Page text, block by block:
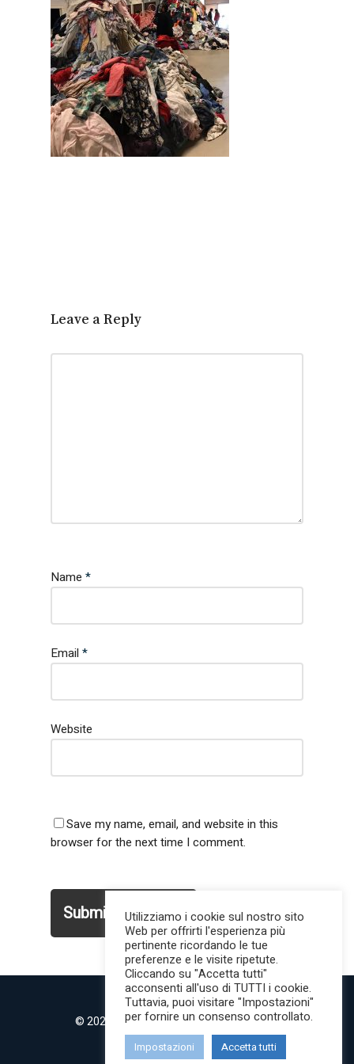
Leave a Reply
Name *
Email *
Website
Save my name, email, and website in this
browser for the next time I comment.
© 2022 MilanoMind | Tutti i diritti riservati.
P.IVA 09853820968
Utilizziamo i cookie sul nostro sito
Web per offrirti l'esperienza più
pertinente ricordando le tue
preferenze e le visite ripetute.
Cliccando su "Accetta tutti"
acconsenti all'uso di TUTTI i cookie.
Tuttavia, puoi visitare "Impostazioni"
per fornire un consenso controllato.
Impostazioni Accetta tutti